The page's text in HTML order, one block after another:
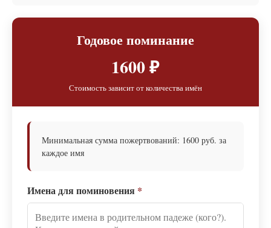
Годовое поминание
1600 ₽
Стоимость зависит от количества имён
Минимальная сумма пожертвований: 1600 руб. за
каждое имя
Имена для поминовения *